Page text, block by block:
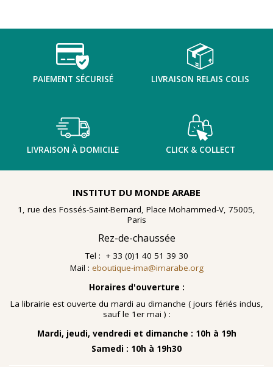
PAIEMENT SÉCURISÉ LIVRAISON RELAIS COLIS
LIVRAISON À DOMICILE CLICK & COLLECT
INSTITUT DU MONDE ARABE
1, rue des Fossés-Saint-Bernard, Place Mohammed-V, 75005,
Paris
Rez-de-chaussée
Tel : + 33 (0)1 40 51 39 30
Mail : eboutique-ima@imarabe.org
Horaires d'ouverture :
La librairie est ouverte du mardi au dimanche ( jours fériés inclus,
sauf le 1er mai ) :
Mardi, jeudi, vendredi et dimanche : 10h à 19h
Samedi : 10h à 19h30